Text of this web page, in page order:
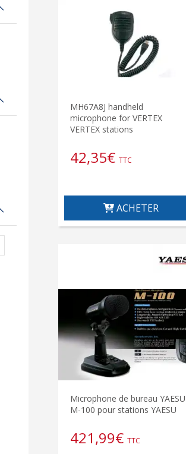
MH67A8J handheld
microphone for VERTEX
VERTEX stations
42,35€ TTC
ACHETER
Microphone de bureau YAESU
M-100 pour stations YAESU
421,99€ TTC